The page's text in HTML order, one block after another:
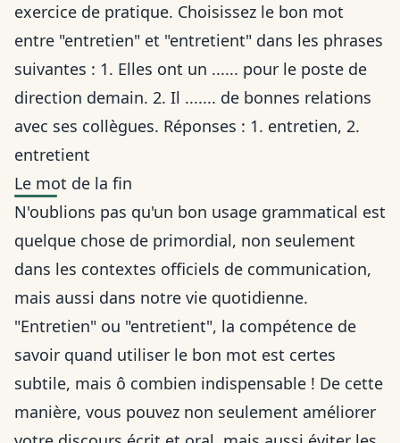
exercice de pratique. Choisissez le bon mot
entre "entretien" et "entretient" dans les phrases
suivantes : 1. Elles ont un ...... pour le poste de
direction demain. 2. Il ....... de bonnes relations
avec ses collègues. Réponses : 1. entretien, 2.
entretient
Le mot de la fin
N'oublions pas qu'un bon usage grammatical est
quelque chose de primordial, non seulement
dans les contextes officiels de communication,
mais aussi dans notre vie quotidienne.
"Entretien" ou "entretient", la compétence de
savoir quand utiliser le bon mot est certes
subtile, mais ô combien indispensable ! De cette
manière, vous pouvez non seulement améliorer